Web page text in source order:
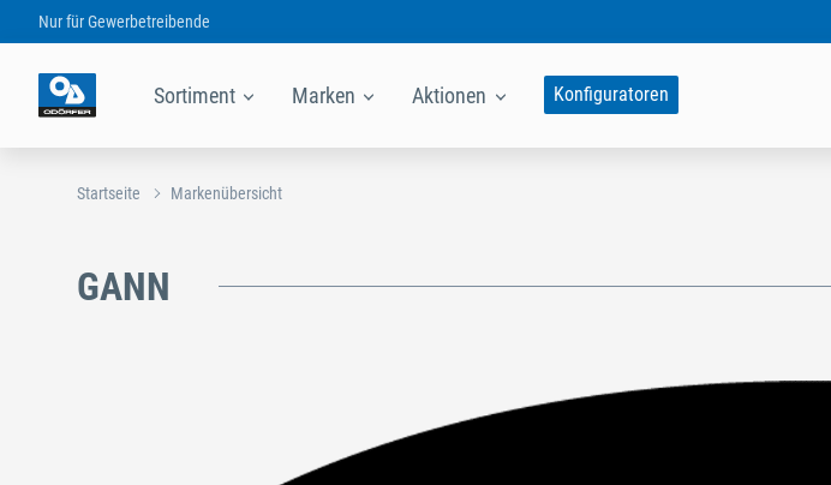
Nur fürGewerbetreibende
Sortiment Marken Aktionen Konfiguratoren
Startseite Markenübersicht
GANN